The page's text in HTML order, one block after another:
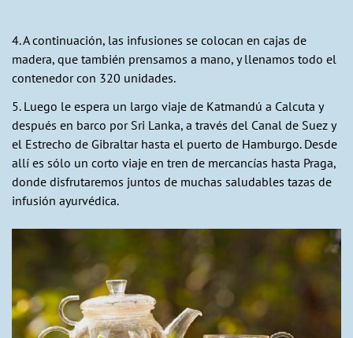
4. A continuación, las infusiones se colocan en cajas de
madera, que también prensamos a mano, y llenamos todo el
contenedor con 320 unidades.
5. Luego le espera un largo viaje de Katmandú a Calcuta y
después en barco por Sri Lanka, a través del Canal de Suez y
el Estrecho de Gibraltar hasta el puerto de Hamburgo. Desde
allí es sólo un corto viaje en tren de mercancías hasta Praga,
donde disfrutaremos juntos de muchas saludables tazas de
infusión ayurvédica.